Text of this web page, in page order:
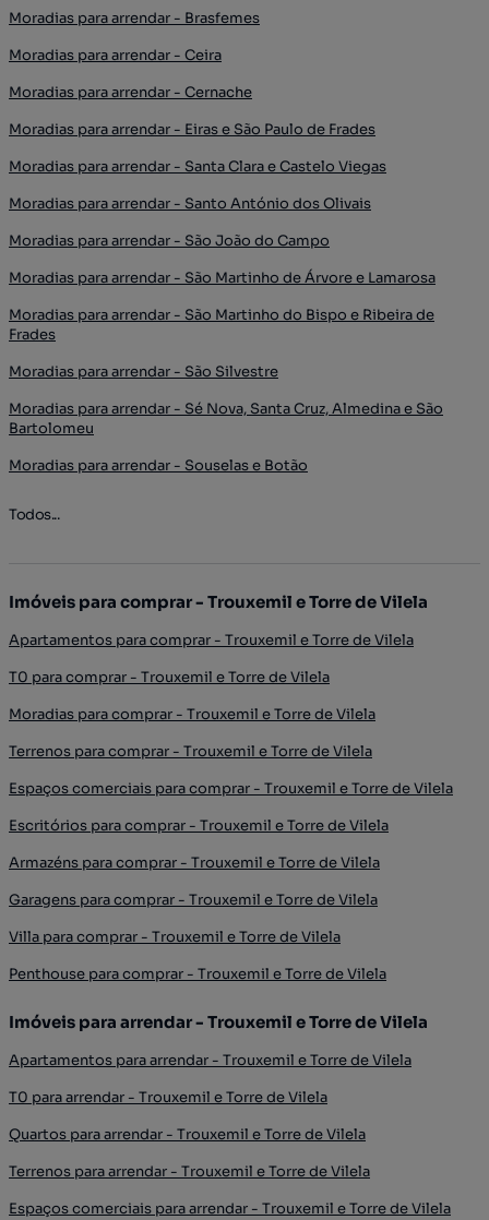
Moradias para arrendar - Brasfemes
Moradias para arrendar - Ceira
Moradias para arrendar - Cernache
Moradias para arrendar - Eiras e São Paulo de Frades
Moradias para arrendar - Santa Clara e Castelo Viegas
Moradias para arrendar - Santo António dos Olivais
Moradias para arrendar - São João do Campo
Moradias para arrendar - São Martinho de Árvore e Lamarosa
Moradias para arrendar - São Martinho do Bispo e Ribeira de
Frades
Moradias para arrendar - São Silvestre
Moradias para arrendar - Sé Nova, Santa Cruz, Almedina e São
Bartolomeu
Moradias para arrendar - Souselas e Botão
Todos...
Imóveis para comprar - Trouxemil e Torre de Vilela
Apartamentos para comprar - Trouxemil e Torre de Vilela
T0 para comprar - Trouxemil e Torre de Vilela
Moradias para comprar - Trouxemil e Torre de Vilela
Terrenos para comprar - Trouxemil e Torre de Vilela
Espaços comerciais para comprar - Trouxemil e Torre de Vilela
Escritórios para comprar - Trouxemil e Torre de Vilela
Armazéns para comprar - Trouxemil e Torre de Vilela
Garagens para comprar - Trouxemil e Torre de Vilela
Villa para comprar - Trouxemil e Torre de Vilela
Penthouse para comprar - Trouxemil e Torre de Vilela
Imóveis para arrendar - Trouxemil e Torre de Vilela
Apartamentos para arrendar - Trouxemil e Torre de Vilela
T0 para arrendar - Trouxemil e Torre de Vilela
Quartos para arrendar - Trouxemil e Torre de Vilela
Terrenos para arrendar - Trouxemil e Torre de Vilela
Espaços comerciais para arrendar - Trouxemil e Torre de Vilela